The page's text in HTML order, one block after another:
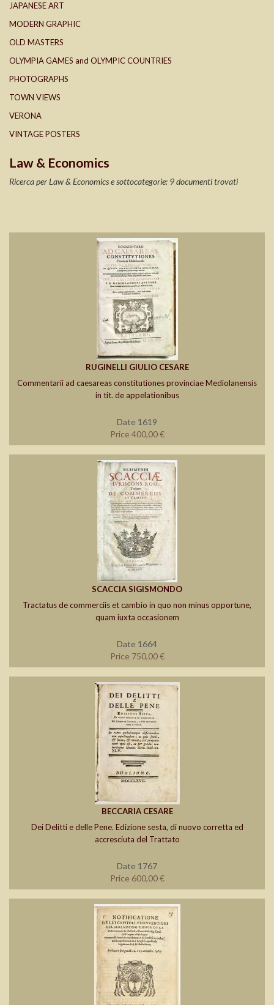
JAPANESE ART
MODERN GRAPHIC
OLD MASTERS
OLYMPIA GAMES and OLYMPIC COUNTRIES
PHOTOGRAPHS
TOWN VIEWS
VERONA
VINTAGE POSTERS
Law & Economics
Ricerca per Law & Economics e sottocategorie: 9 documenti trovati
RUGINELLI GIULIO CESARE
Commentarii ad caesareas constitutiones provinciae Mediolanensis
in tit. de appelationibus
Date 1619
Price 400,00 €
SCACCIA SIGISMONDO
Tractatus de commerciis et cambio in quo non minus opportune,
quam iuxta occasionem
Date 1664
Price 750,00 €
BECCARIA CESARE
Dei Delitti e delle Pene. Edizione sesta, di nuovo corretta ed
accresciuta del Trattato
Date 1767
Price 600,00 €